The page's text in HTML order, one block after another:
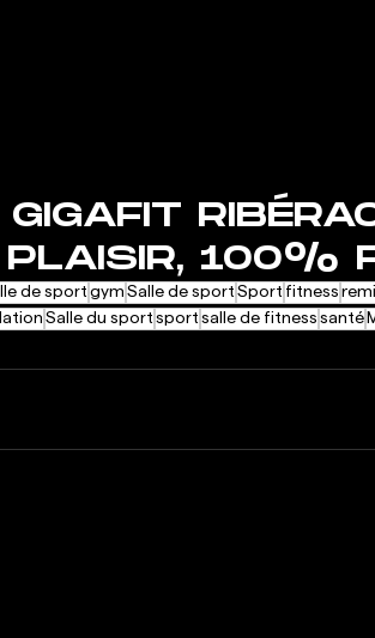
GIGAFIT
100%
de sport gym Salle de sport Sport fitness
Salle du sport sport salle de fitness santé